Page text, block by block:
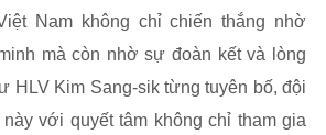
Nam không chỉ chiến thắng nhờ
mà còn nhờ sự đoàn kết và lòng
HLV Kim Sang-sik từng tuyên bố, đội
với quyết tâm không chỉ tham gia